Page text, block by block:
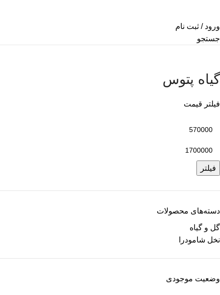
ورود / ثبت نام
جستجو
گیاه پتوس
فیلتر قیمت
فیلتر
دسته‌های محصولات
گل و گیاه
نخل شامودرا
وضعیت موجودی